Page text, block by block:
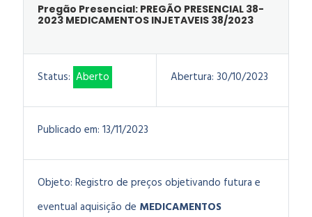
Pregão Presencial: PREGÃO PRESENCIAL 38-
2023 MEDICAMENTOS INJETAVEIS 38/2023
Status: Aberto Abertura: 30/10/2023
Publicado em: 13/11/2023
Objeto: Registro de preços objetivando futura e
eventual aquisição de MEDICAMENTOS